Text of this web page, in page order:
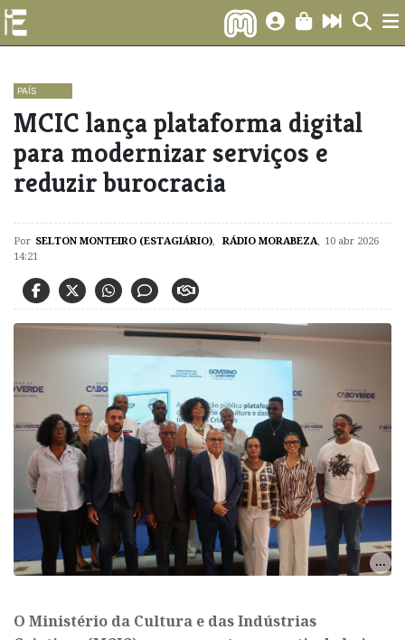
PAÍS
MCIC lança plataforma digital
para modernizar serviços e
reduzir burocracia
Por SELTON MONTEIRO (ESTAGIÁRIO), RÁDIO MORABEZA, 10 abr 2026
14:21
O Ministério da Cultura e das Indústrias